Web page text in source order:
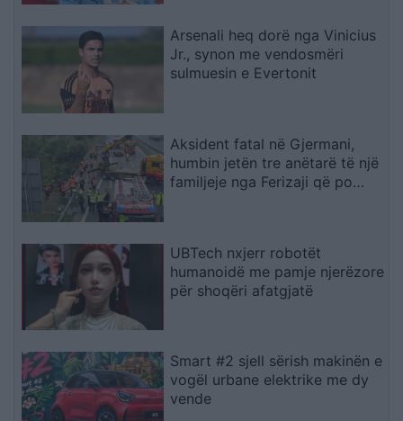
Arsenali heq dorë nga Vinicius
Jr., synon me vendosmëri
sulmuesin e Evertonit
Aksident fatal në Gjermani,
humbin jetën tre anëtarë të një
familjeje nga Ferizaji që po
UBTech nxjerr robotët
humanoidë me pamje njerëzore
për shoqëri afatgjatë
Smart #2 sjell sërish makinën e
vogël urbane elektrike me dy
vende